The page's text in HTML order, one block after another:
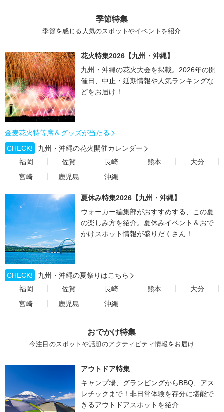
季節特集
季節を感じる人気のスポットやイベントを紹介
花火特集2026【九州・沖縄】
九州・沖縄の花火大会を掲載。2026年の開
催日、中止・延期情報や人気ランキングな
どをお届け！
金麦花火特等席＆グッズが当たる
CHECK!
九州・沖縄の花火開催カレンダー
福岡
佐賀 長崎 熊本
大分
宮崎
鹿児島 沖縄
夏休み特集2026【九州・沖縄】
ウォーカー編集部がおすすめする、この夏
の楽しみ方を紹介。夏休みイベント＆おで
かけスポット情報が盛りだくさん！
CHECK!
九州・沖縄の夏祭りはこちら
福岡
佐賀 長崎 熊本
大分
宮崎
鹿児島 沖縄
おでかけ特集
今注目のスポットや話題のアクティビティ情報をお届け
アウトドア特集
キャンプ場、グランピングからBBQ、アス
レチックまで！非日常体験を存分に堪能で
きるアウトドアスポットを紹介